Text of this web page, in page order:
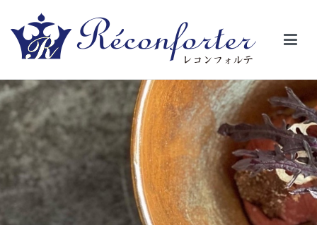
【レコンフォルテ】吹田・千里山/フレンチ（フラ
ンス料理）
絵の様に見える。そんな空間で、ゆっくり素材そのものの旨さを閉
じ込めたフレンチを・・・・・。